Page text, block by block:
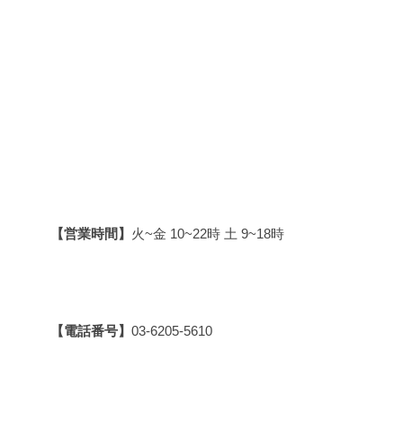
【営業時間】 火~金 10~22時 土 9~18時
【電話番号】 03-6205-5610